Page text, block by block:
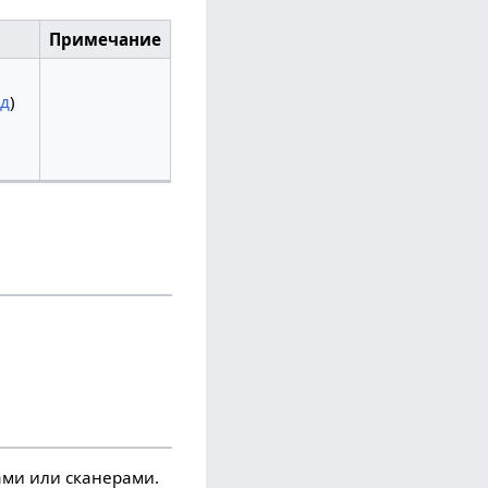
Примечание
)
или сканерами.